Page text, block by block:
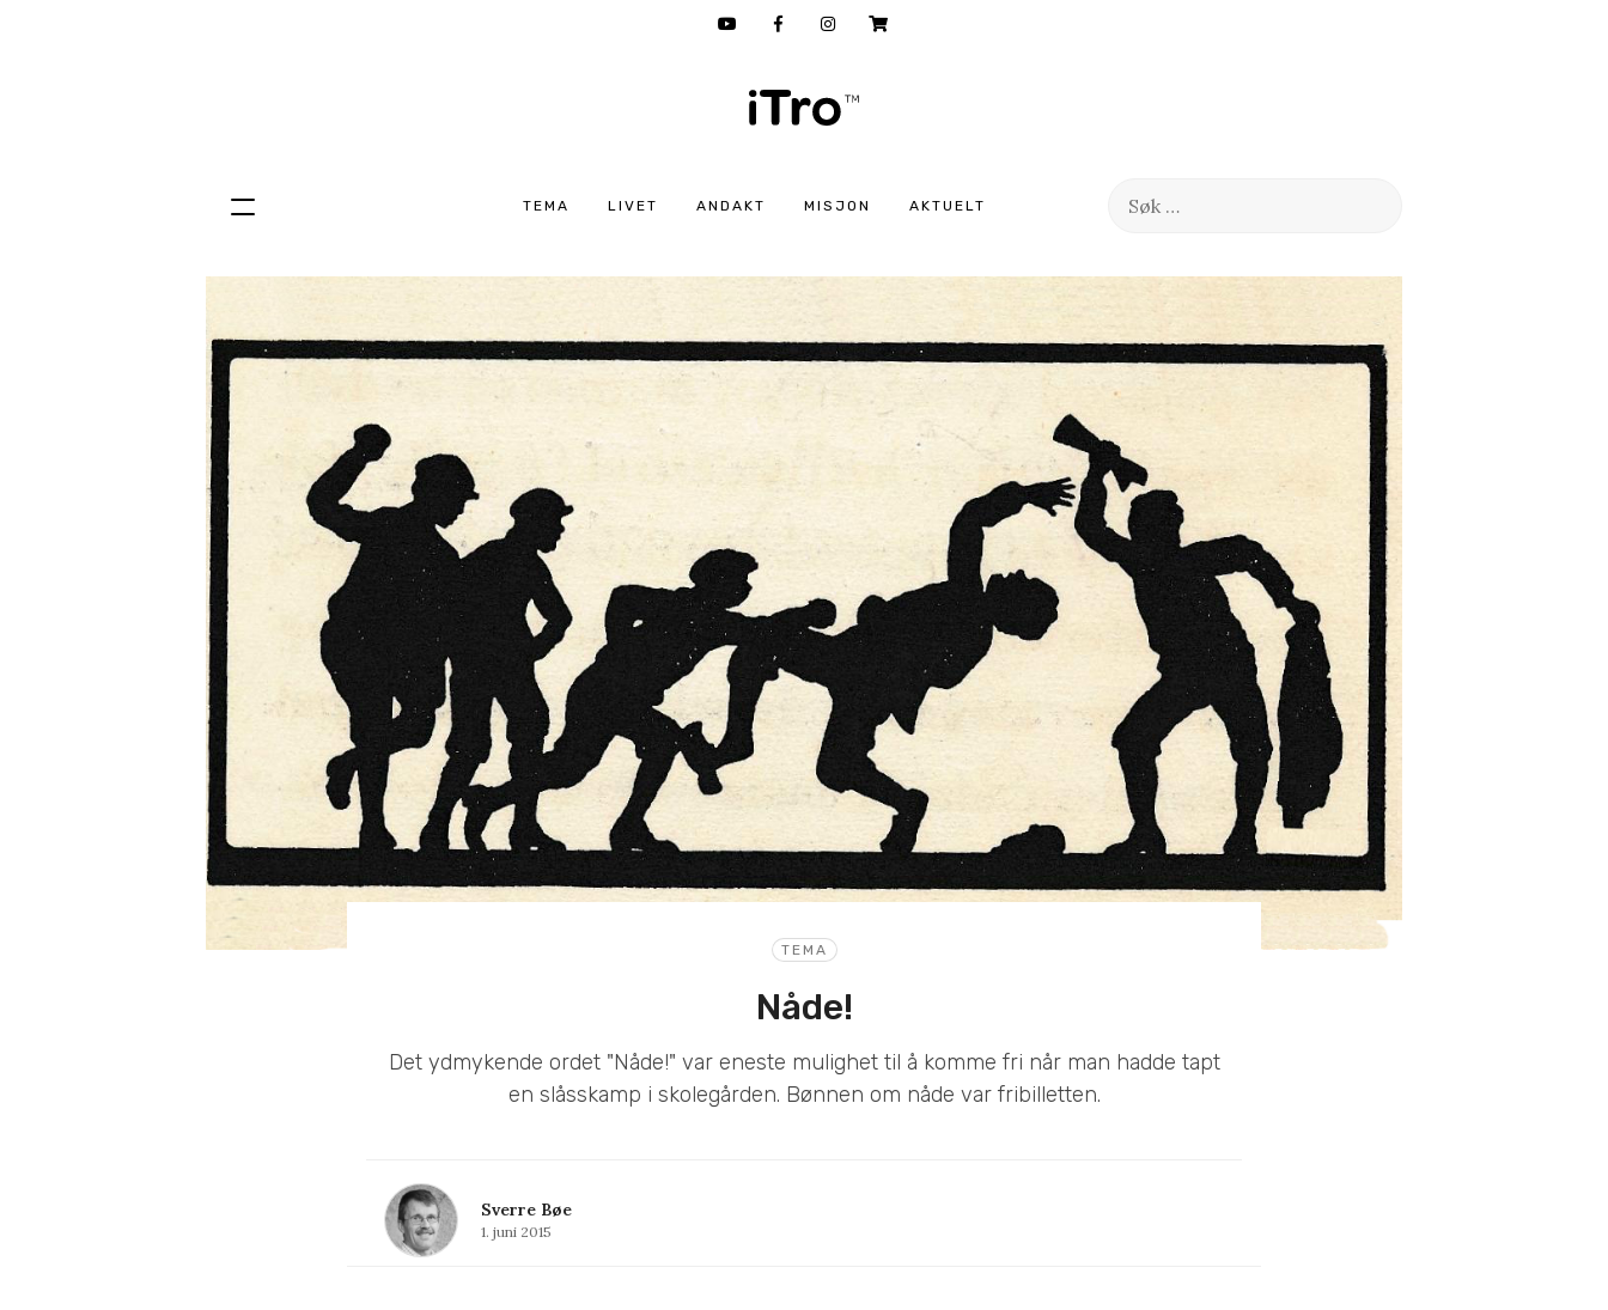
TEMA LIVET ANDAKT MISJON AKTUELT
Søk
Hopp
TEMA
Nåde!
Det ydmykende ordet "Nåde!" var eneste mulighet til å komme fri når man hadde tapt
en slåsskamp i skolegården. Bønnen om nåde var fribilletten.
Sverre Bøe
1. juni 2015